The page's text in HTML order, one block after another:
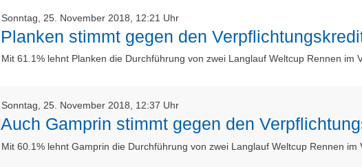
Sonntag, 25. November 2018, 12:21 Uhr
Planken stimmt gegen den
Mit 61.1% lehnt Planken die Durchführung von zwei Langlauf Weltcup Rennen im
Sonntag, 25. November 2018, 12:37 Uhr
Auch Gamprin stimmt gegen den
Mit 60.1% lehnt Gamprin die Durchführung von zwei Langlauf Weltcup Rennen im